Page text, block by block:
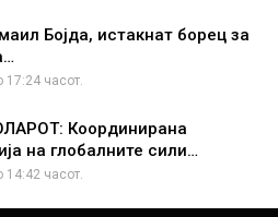
Бојда, истакнат борец за
17:24 часот.
Координирана
на глобалните сили…
14:42 часот.